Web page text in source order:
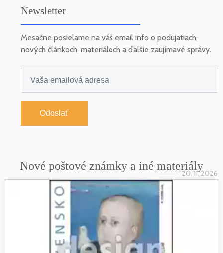
Newsletter
Mesačne posielame na váš email info o podujatiach,
nových článkoch, materiáloch a ďalšie zaujímavé správy.
Odoslať
Nové poštové známky a iné materiály
20. 11. 2026